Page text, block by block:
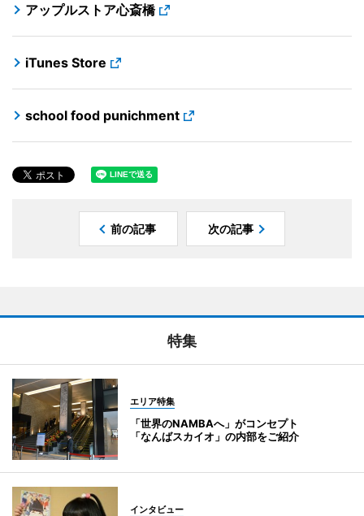
アップルストア心斎橋
iTunes Store
school food punichment
前の記事 次の記事
特集
エリア特集
「世界のNAMBAへ」がコンセプト
「なんばスカイオ」の内部をご紹介
インタビュー